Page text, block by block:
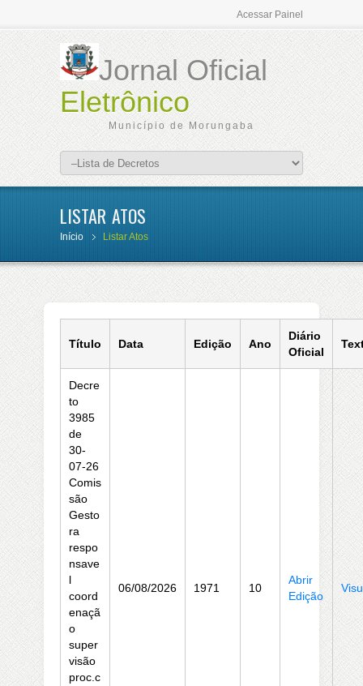
Acessar Painel
Jornal Oficial
Eletrônico
Município de Morungaba
LISTAR ATOS
Início Listar Atos
Título Data Edição Ano
Diário
Oficial
Decre
to
3985
de
30-
07-26
Comis
são
Gesto
ra
respo
nsave
l
coord
enaçã
o
super
visão
proc.c
06/08/2026 1971 10
Abrir
Edição